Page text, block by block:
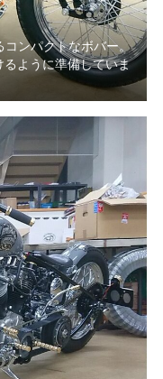
コンパクトなボバー。
るように準備していま